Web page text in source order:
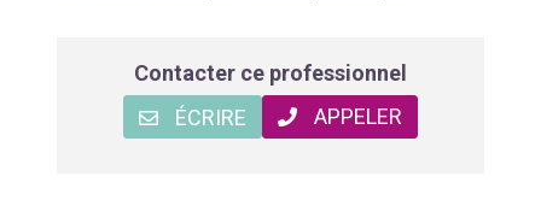
Contacter ce professionnel
ÉCRIRE
APPELER